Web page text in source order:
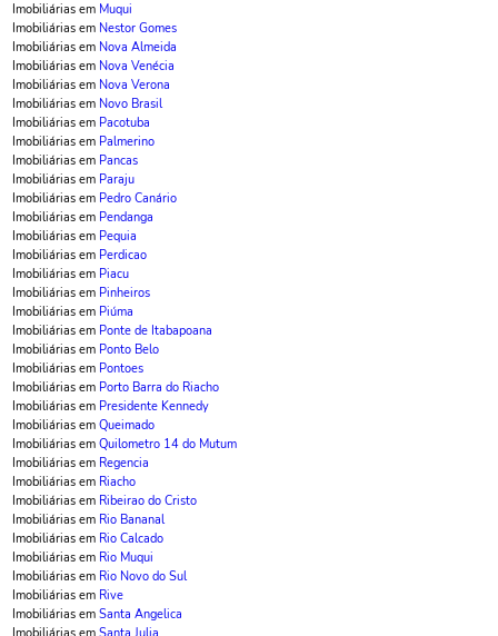
Imobiliárias em Muqui
Imobiliárias em Nestor Gomes
Imobiliárias em Nova Almeida
Imobiliárias em Nova Venécia
Imobiliárias em Nova Verona
Imobiliárias em Novo Brasil
Imobiliárias em Pacotuba
Imobiliárias em Palmerino
Imobiliárias em Pancas
Imobiliárias em Paraju
Imobiliárias em Pedro Canário
Imobiliárias em Pendanga
Imobiliárias em Pequia
Imobiliárias em Perdicao
Imobiliárias em Piacu
Imobiliárias em Pinheiros
Imobiliárias em Piúma
Imobiliárias em Ponte de Itabapoana
Imobiliárias em Ponto Belo
Imobiliárias em Pontoes
Imobiliárias em Porto Barra do Riacho
Imobiliárias em Presidente Kennedy
Imobiliárias em Queimado
Imobiliárias em Quilometro 14 do Mutum
Imobiliárias em Regencia
Imobiliárias em Riacho
Imobiliárias em Ribeirao do Cristo
Imobiliárias em Rio Bananal
Imobiliárias em Rio Calcado
Imobiliárias em Rio Muqui
Imobiliárias em Rio Novo do Sul
Imobiliárias em Rive
Imobiliárias em Santa Angelica